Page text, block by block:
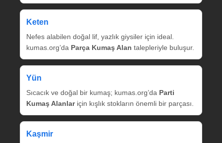
Keten
Nefes alabilen doğal lif, yazlık giysiler için ideal.
kumas.org’da Parça Kumaş Alan talepleriyle buluşur.
Yün
Sıcacık ve doğal bir kumaş; kumas.org’da Parti
Kumaş Alanlariçin kışlık stokların önemli bir parçası.
Kaşmir